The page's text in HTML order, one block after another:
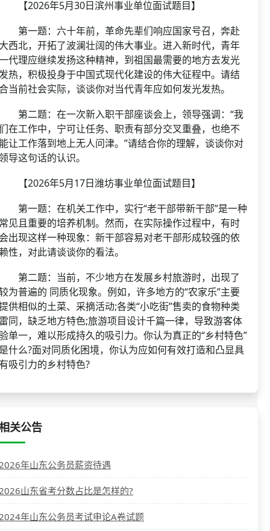
2026年5月30日滨州事业单位面试题目】
一题：六十年前，革命先辈们响应国家号召，奔赴
西北，开拓了波澜壮阔的伟大事业。进入新时代，青年
代理应继续发扬这种精神，到祖国最需要的地方去发光
热，积极投身于中国式现代化建设的伟大征程中。请结
当前社会实际，谈谈你对当代青年应如何发光发热。
二题：在一次新入职干部座谈会上，领导强调：“我
在工作中，宁可让任务、职责有部分交叉重叠，也绝不
让工作落到地上无人问津。”请结合你的理解，谈谈你对
导这句话的认识。
2026年5月17日潍坊事业单位面试题目】
一题：在机关工作中，实行“老干部带新干部”是一种
见且重要的培养机制。然而，在实际操作过程中，有时
出现这样一种现象：新干部容易对老干部形成较强的依
性，对此请谈谈你的看法。
二题：当前，不少地方在发展乡村旅游时，出现了
为普遍的 同质化现象。例如，许多地方的“农家乐”主要
供相似的土菜、采摘活动;各类“小吃街”售卖的食物种类
同，缺乏地方特色;旅游项目设计千篇一律，导致游客体
单一，难以形成持久的吸引力。你认为真正的“乡村特色”
什么?面对同质化困境，你认为应如何有效打造和凸显具
吸引力的乡村特色?
关公告
年山东公务员薪资待遇
山东省考分数占比是怎样的?
年山东公务员考试申论A卷试题